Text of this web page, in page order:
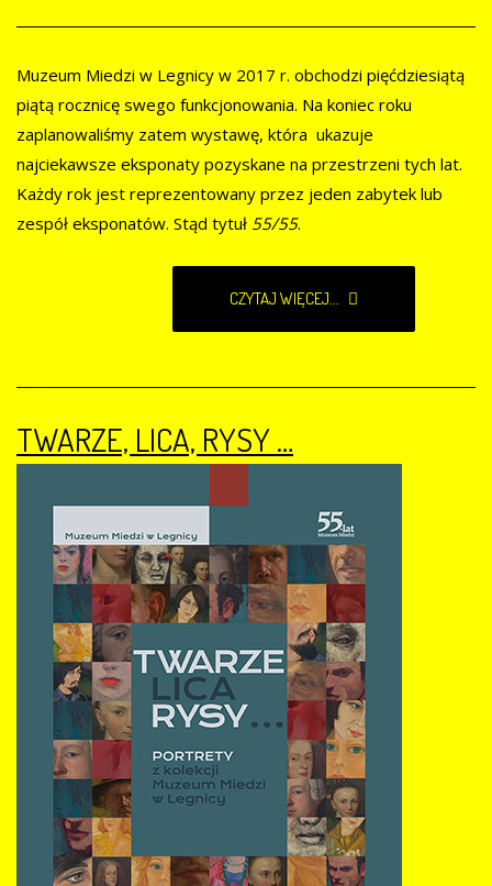
Muzeum Miedzi w Legnicy w 2017 r. obchodzi pięćdziesiątą
piątą rocznicę swego funkcjonowania. Na koniec roku
zaplanowaliśmy zatem wystawę, która ukazuje
najciekawsze eksponaty pozyskane na przestrzeni tych lat.
Każdy rok jest reprezentowany przez jeden zabytek lub
zespół eksponatów. Stąd tytuł 55/55.
CZYTAJ WIĘCEJ...
TWARZE, LICA, RYSY …